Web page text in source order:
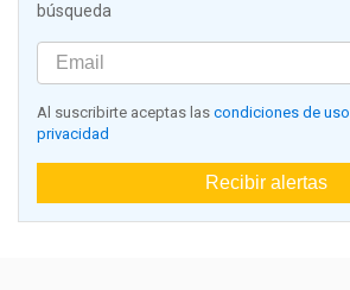
búsqueda
Al suscribirte aceptas las condiciones de uso
privacidad
Recibir alertas